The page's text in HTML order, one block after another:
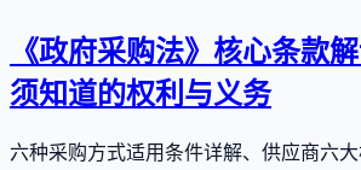
《政府采购法》核心条款
须知道的权利与义务
六种采购方式适用条件详解、供应商六